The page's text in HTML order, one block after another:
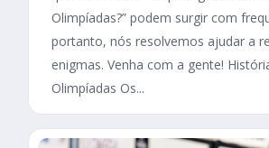
Olimpíadas?” podem surgir com
portanto, nós resolvemos ajudar a
enigmas. Venha com a gente!
Olimpíadas Os...